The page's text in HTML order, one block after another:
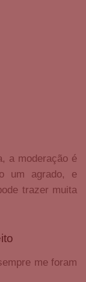
a moderação é
um agrado, e
trazer muita
me foram